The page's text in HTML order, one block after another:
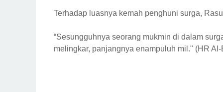
Terhadap luasnya kemah penghuni surga,
“Sesungguhnya seorang mukmin di dalam
melingkar, panjangnya enampuluh mil." (HR